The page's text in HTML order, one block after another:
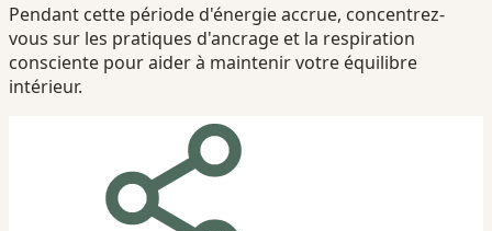
Pendant cette période d'énergie accrue, concentrez-
vous sur les pratiques d'ancrage et la respiration
consciente pour aider à maintenir votre équilibre
intérieur.